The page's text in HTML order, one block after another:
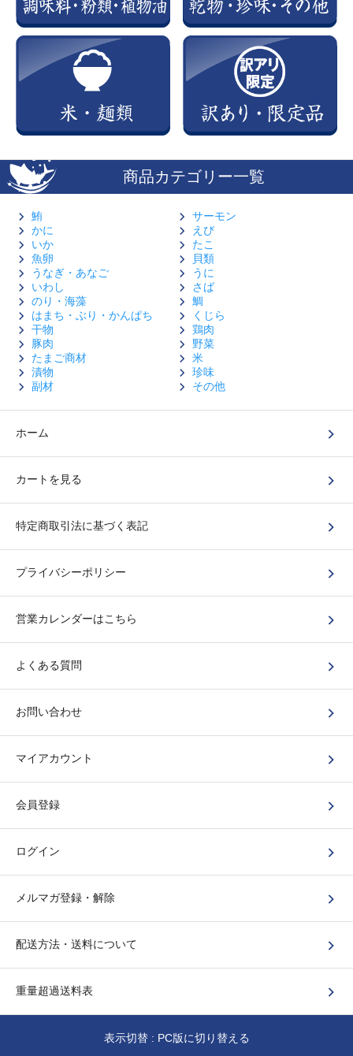
商品カテゴリー一覧
鮪
サーモン
かに
えび
いか
たこ
魚卵
貝類
うなぎ・あなご
うに
いわし
さば
のり・海藻
鯛
はまち・ぶり・かんぱち
くじら
干物
鶏肉
豚肉
野菜
たまご商材
米
漬物
珍味
副材
その他
ホーム
カートを見る
特定商取引法に基づく表記
プライバシーポリシー
営業カレンダーはこちら
よくある質問
お問い合わせ
マイアカウント
会員登録
ログイン
メルマガ登録・解除
配送方法・送料について
重量超過送料表
表示切替 : PC版に切り替える